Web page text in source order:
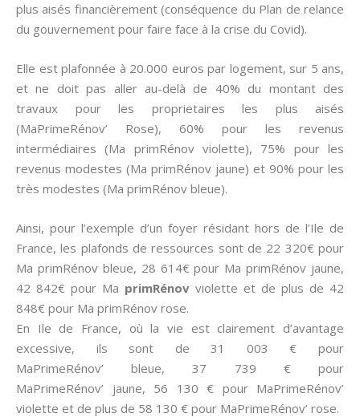
plus aisés financièrement (conséquence du Plan de relance
du gouvernement pour faire face à la crise du Covid).
Elle est plafonnée à 20.000 euros par logement, sur 5 ans,
et ne doit pas aller au-delà de 40% du montant des
travaux pour les proprietaires les plus aisés
(MaPrimeRénov’ Rose), 60% pour les revenus
intermédiaires (Ma primRénov violette), 75% pour les
revenus modestes (Ma primRénov jaune) et 90% pour les
très modestes (Ma primRénov bleue).
Ainsi, pour l’exemple d’un foyer résidant hors de l’Ile de
France, les plafonds de ressources sont de 22 320€ pour
Ma primRénov bleue, 28 614€ pour Ma primRénov jaune,
42 842€ pour Ma primRénov violette et de plus de 42
848€ pour Ma primRénov rose.
En Ile de France, où la vie est clairement d’avantage
excessive, ils sont de 31 003 € pour
MaPrimeRénov’ bleue, 37 739 € pour
MaPrimeRénov’ jaune, 56 130 € pour MaPrimeRénov’
violette et de plus de 58 130 € pour MaPrimeRénov’ rose.